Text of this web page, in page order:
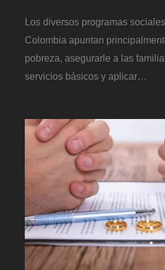
Los diversos programas
Colombia apuntan
pobreza, asegurarle a las
servicios básicos y aplicar…